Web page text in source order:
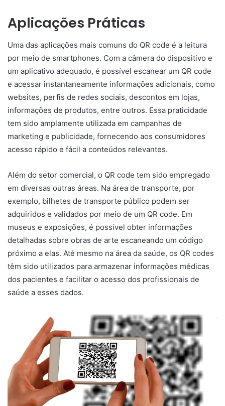
Aplicações Práticas
Uma das aplicações mais comuns do QR code é a leitura
por meio de smartphones. Com a câmera do dispositivo e
um aplicativo adequado, é possível escanear um QR code
e acessar instantaneamente informações adicionais, como
websites, perfis de redes sociais, descontos em lojas,
informações de produtos, entre outros. Essa praticidade
tem sido amplamente utilizada em campanhas de
marketing e publicidade, fornecendo aos consumidores
acesso rápido e fácil a conteúdos relevantes.
Além do setor comercial, o QR code tem sido empregado
em diversas outras áreas. Na área de transporte, por
exemplo, bilhetes de transporte público podem ser
adquiridos e validados por meio de um QR code. Em
museus e exposições, é possível obter informações
detalhadas sobre obras de arte escaneando um código
próximo a elas. Até mesmo na área da saúde, os QR codes
têm sido utilizados para armazenar informações médicas
dos pacientes e facilitar o acesso dos profissionais de
saúde a esses dados.